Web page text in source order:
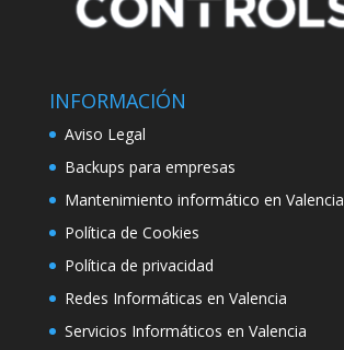
INFORMACIÓN
Aviso Legal
Backups para empresas
Mantenimiento informático en Valencia
Política de Cookies
Política de privacidad
Redes Informáticas en Valencia
Servicios Informáticos en Valencia